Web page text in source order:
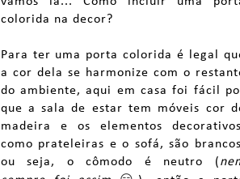
colorida na decor?
Para ter uma porta colorida é legal
a cor dela se harmonize com o
do ambiente, aqui em casa foi fácil
que a sala de estar tem móveis cor
madeira e os elementos
como prateleiras e o sofá, são
ou seja, o cômodo é neutro (